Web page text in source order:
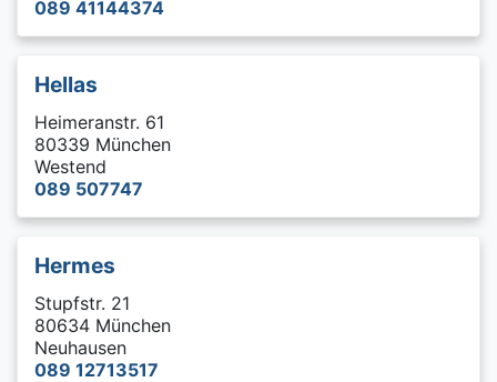
089 41144374
Hellas
Heimeranstr. 61
80339 München
Westend
089 507747
Hermes
Stupfstr. 21
80634 München
Neuhausen
089 12713517